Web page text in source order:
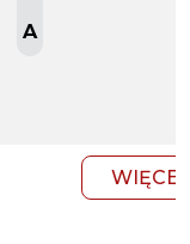
A
WIĘCEJ